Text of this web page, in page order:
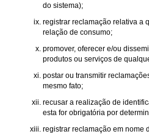
do sistema);
registrar reclamação relativa a
relação de consumo;
promover, oferecer e/ou
produtos ou serviços de
postar ou transmitir
mesmo fato;
recusar a realização de
esta for obrigatória por
registrar reclamação em nome